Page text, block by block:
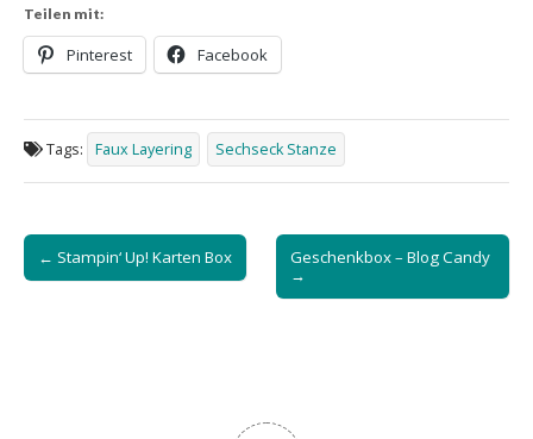
Teilen mit:
Pinterest Facebook
Tags: Faux Layering Sechseck Stanze
Post
navigation
← Stampin‘ Up! Karten Box
Geschenkbox – Blog Candy
→